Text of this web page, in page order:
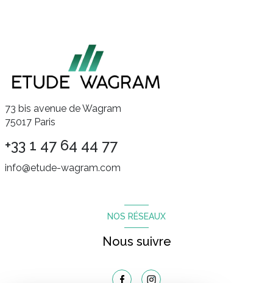
73 bis avenue de Wagram
75017 Paris
+33 1 47 64 44 77
info@etude-wagram.com
NOS RÉSEAUX
Nous suivre